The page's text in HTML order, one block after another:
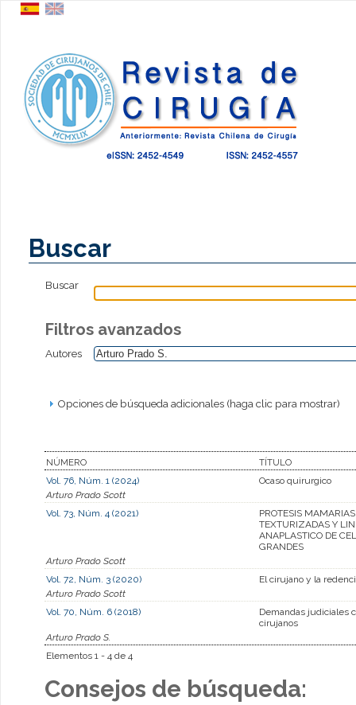
Buscar
Buscar
Filtros avanzados
Autores
Opciones de búsqueda adicionales (haga clic para mostrar)
NÚMERO
TÍTULO
Vol. 76, Núm. 1 (2024)
Ocaso quirurgico
Arturo Prado Scott
Vol. 73, Núm. 4 (2021)
PROTESIS MAMARIAS
TEXTURIZADAS Y
ANAPLASTICO DE
GRANDES
Arturo Prado Scott
Vol. 72, Núm. 3 (2020)
El cirujano y la
Arturo Prado Scott
Vol. 70, Núm. 6 (2018)
Demandas judiciales
cirujanos
Arturo Prado S.
Elementos 1 - 4 de 4
Consejos de búsqueda: